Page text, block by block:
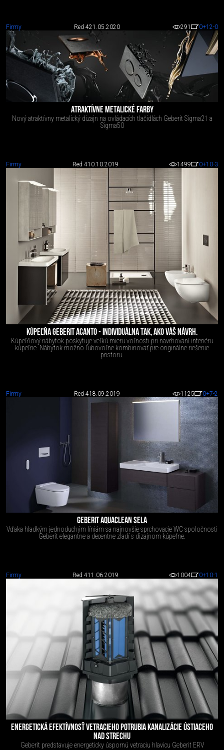
Firmy Red 421.05.2020 291 0+12-0
ATRAKTÍVNE METALICKÉ FARBY
Nový atraktívny metalický dizajn na ovládacích tlačidlách Geberit Sigma21 a
Sigma50
Firmy Red 410.10.2019 1499 0+10-3
KÚPEĽŇA GEBERIT ACANTO - INDIVIDUÁLNA TAK, AKO VÁŠ NÁVRH.
Kúpeľňový nábytok poskytuje veľkú mieru voľnosti pri navrhovaní interiéru
kúpeľne. Nábytok možno ľubovoľne kombinovať pre originálne riešenie
pristoru.
Firmy Red 418.09.2019 1125 0+7-2
GEBERIT AQUACLEAN SELA
Vďaka hladkým jednoduchým líniám sa najnovšie sprchovacie WC spoločnosti
Geberit elegantne a decentne zladí s dizajnom kúpeľne.
Firmy Red 411.06.2019 1004 0+10-1
ENERGETICKÁ EFEKTÍVNOSŤ VETRACIEHO POTRUBIA KANALIZÁCIE ÚSTIACEHO
NAD STRECHU
Geberit predstavuje energeticky úspornú vetraciu hlavicu Geberit ERV